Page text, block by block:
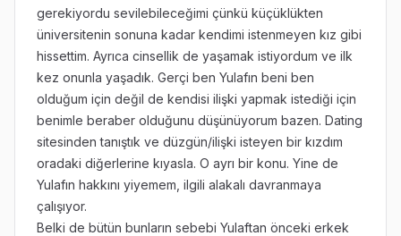
gerekiyordu sevilebileceğimi çünkü küçüklükten
üniversitenin sonuna kadar kendimi istenmeyen kız gibi
hissettim. Ayrıca cinsellik de yaşamak istiyordum ve ilk
kez onunla yaşadık. Gerçi ben Yulafın beni ben
olduğum için değil de kendisi ilişki yapmak istediği için
benimle beraber olduğunu düşünüyorum bazen. Dating
sitesinden tanıştık ve düzgün/ilişki isteyen bir kızdım
oradaki diğerlerine kıyasla. O ayrı bir konu. Yine de
Yulafın hakkını yiyemem, ilgili alakalı davranmaya
çalışıyor.
Belki de bütün bunların sebebi Yulaftan önceki erkek